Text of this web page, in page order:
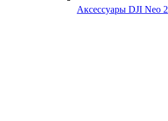
Аксессуары DJI Neo 2